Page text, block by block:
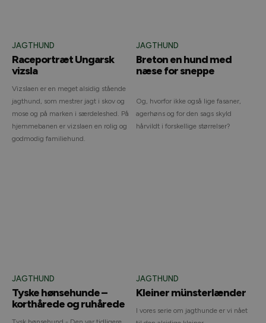
JAGTHUND
Raceportræt Ungarsk
vizsla
Vizslaen er en meget alsidig stående
jagthund, som mestrer jagt i skov og
mose og på marken i særdeleshed. På
hjemmebanen er vizslaen en rolig og
godmodig familiehund.
JAGTHUND
Breton en hund med
næse for sneppe
Og, hvorfor ikke også lige fasaner,
agerhøns og for den sags skyld
hårvildt i forskellige størrelser?
JAGTHUND
Tyske hønsehunde –
korthårede og ruhårede
JAGTHUND
Kleiner münsterlænder
I vores serie om jagthunde er vi nået